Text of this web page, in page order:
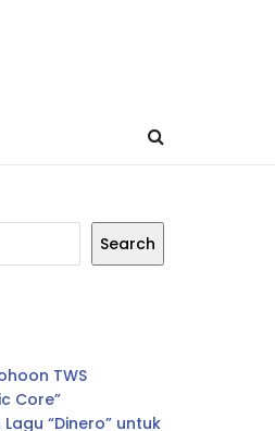
Search
TWS
Core”
“Dinero” untuk